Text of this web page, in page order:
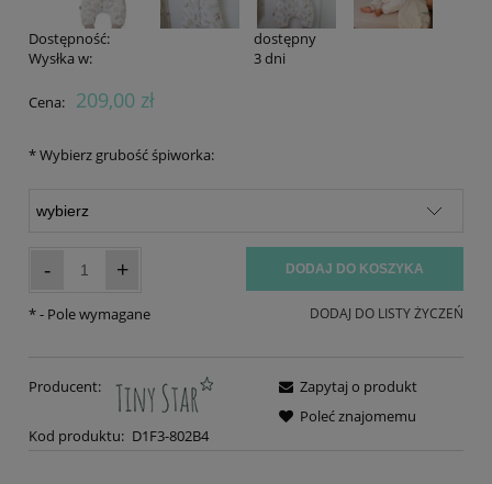
Dostępność:
dostępny
Wysłka w:
3 dni
Cena: 209,00 zł
*Wybierz grubość śpiworka:
- + DODAJ DO KOSZYKA
DODAJ DO LISTY ŻYCZEŃ
*- Pole wymagane
Producent:
Kod produktu: D1F3-802B4
Zapytaj o produkt
Poleć znajomemu